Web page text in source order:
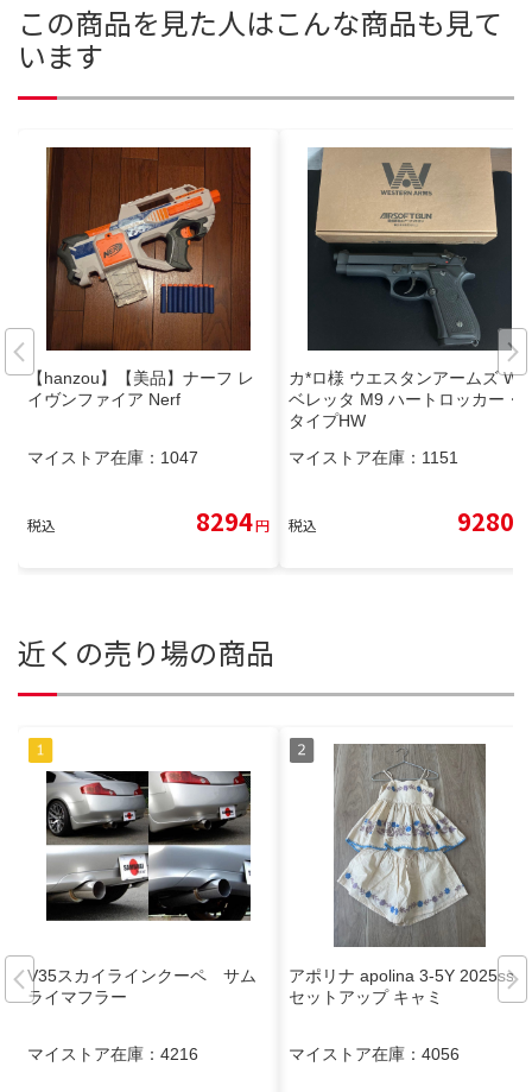
この商品を見た人はこんな商品も見て
います
【hanzou】【美品】ナーフ レ
イヴンファイア Nerf
マイストア在庫： 1047
税込 8294円
カ*ロ様 ウエスタンアームズ WA
ベレッタ M9 ハートロッカー・
タイプHW
マイストア在庫： 1151
税込 9280
近くの売り場の商品
V35スカイラインクーペ サム
ライマフラー
マイストア在庫： 4216
アポリナ apolina 3-5Y 2025ss
セットアップ キャミ
マイストア在庫： 4056